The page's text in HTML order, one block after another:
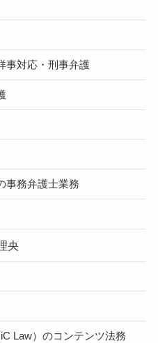
事対応・刑事弁護
事務弁護士業務
央
Law）のコンテンツ法務